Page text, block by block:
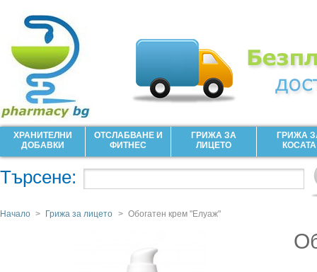
ХРАНИТЕЛНИ
ДОБАВКИ
ОТСЛАБВАНЕ И
ФИТНЕС
ГРИЖА ЗА
ЛИЦЕТО
ГРИЖА
КОСАТА
Търсене:
Начало > Грижа за лицето > Обогатен крем "Елуаж"